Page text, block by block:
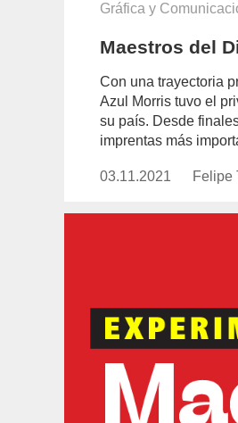
Gráfica y
Maestros del
Con una trayectoria
Azul Morris tuvo el
su país. Desde
imprentas más
Publicado
03.11.2021 Felipe